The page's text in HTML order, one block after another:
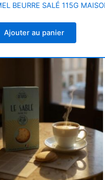
BEURRE SALÉ 115G
Ajouter au panier